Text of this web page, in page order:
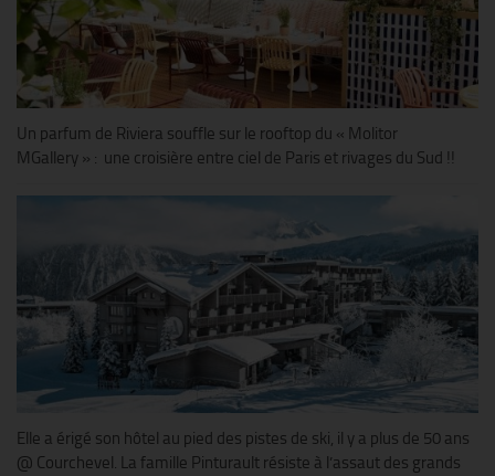
Un parfum de Riviera souffle sur le rooftop du « Molitor
MGallery » : une croisière entre ciel de Paris et rivages du Sud !!
Elle a érigé son hôtel au pied des pistes de ski, il y a plus de 50 ans
@ Courchevel. La famille Pinturault résiste à l’assaut des grands